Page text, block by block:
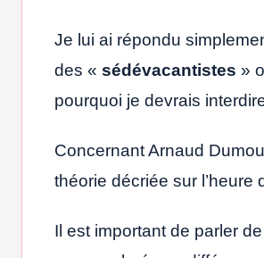
Je lui ai répondu
des « sédévacantistes »
pourquoi je devrais
Concernant Arnaud
théorie décriée sur l’heure
Il est important de parler